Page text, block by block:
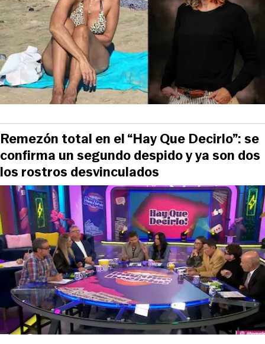
Remezón total en el “Hay Que Decirlo”: se
confirma un segundo despido y ya son dos
los rostros desvinculados